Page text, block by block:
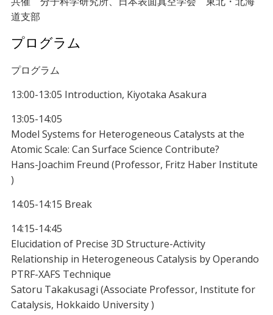
道支部
プログラム
プログラム
13:00-13:05 Introduction, Kiyotaka Asakura
13:05-14:05
Model Systems for Heterogeneous Catalysts at the
Atomic Scale: Can Surface Science Contribute?
Hans-Joachim Freund (Professor, Fritz Haber Institute
)
14:05-14:15 Break
14:15-14:45
Elucidation of Precise 3D Structure-Activity
Relationship in Heterogeneous Catalysis by Operando
PTRF-XAFS Technique
Satoru Takakusagi (Associate Professor, Institute for
Catalysis, Hokkaido University )